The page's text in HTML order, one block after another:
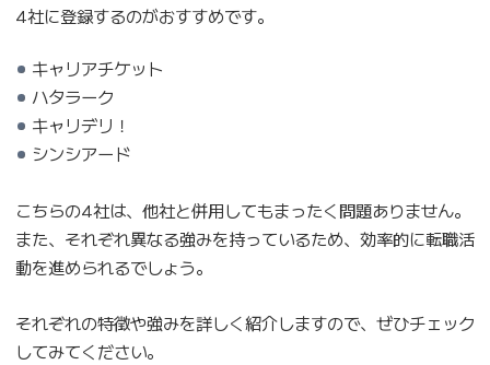
4社に登録するのがおすすめです。
キャリアチケット
ハタラーク
キャリデリ！
シンシアード
こちらの4社は、他社と併用してもまったく問題ありません。
また、それぞれ異なる強みを持っているため、効率的に転職活
動を進められるでしょう。
それぞれの特徴や強みを詳しく紹介しますので、ぜひチェック
してみてください。